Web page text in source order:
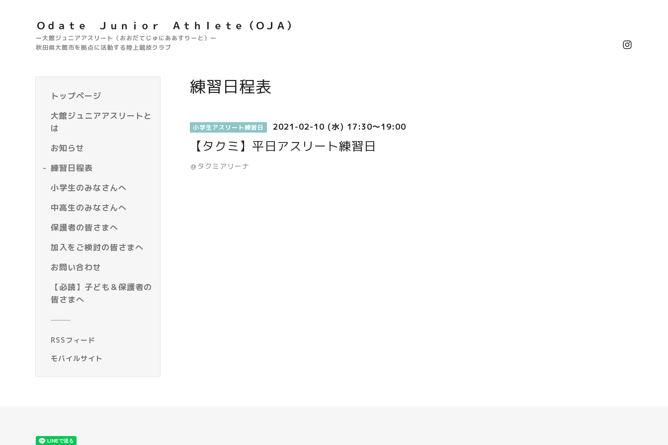
Ｏｄａｔｅ Ｊｕｎｉｏｒ Ａｔｈｌｅｔｅ（ＯＪＡ）
ー大館ジュニアアスリート（おおだてじゅにああすりーと）ー
秋田県大館市を拠点に活動する陸上競技クラブ
トップページ
大館ジュニアアスリートと
は
お知らせ
練習日程表
小学生のみなさんへ
中高生のみなさんへ
保護者の皆さまへ
加入をご検討の皆さまへ
お問い合わせ
【必読】子ども＆保護者の
皆さまへ
RSSフィード
モバイルサイト
練習日程表
小学生アスリート練習日 2021-02-10 (水) 17:30～19:00
【タクミ】平日アスリート練習日
＠タクミアリーナ